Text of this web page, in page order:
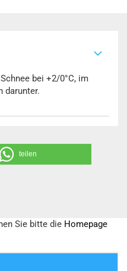
bei +2/0°C, im
darunter.
teilen
Sie bitte die Homepage